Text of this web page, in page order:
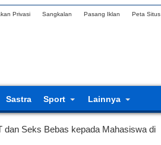
Privasi Sangkalan Pasang Iklan Peta Situs
Sastra Sport Lainnya
dan Seks Bebas kepada Mahasiswa di